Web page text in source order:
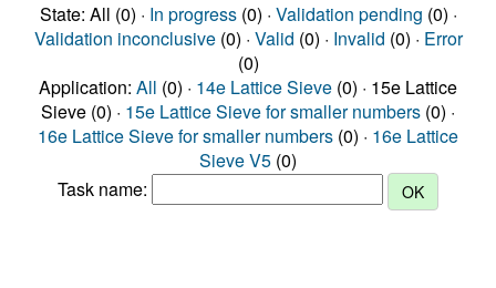
State: All (0) · In progress(0) · Validation pending (0) ·
Validation inconclusive(0) · Valid (0) · Invalid (0) · Error
(0)
Application: All (0) · 14e Lattice Sieve (0) · 15e Lattice
Sieve (0) · 15e Lattice Sieve for smaller numbers (0) ·
16e Lattice Sieve for smaller numbers (0) · 16e Lattice
Sieve V5 (0)
Task name: